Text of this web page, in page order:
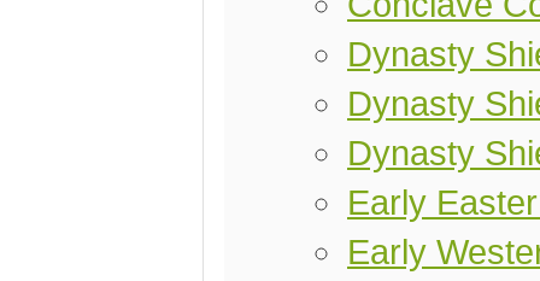
Dynasty
Dynasty
Dynasty
Early
Early